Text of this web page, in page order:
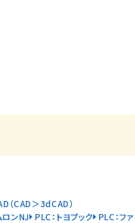
（CAD＞3dCAD）
ロンNJ PLC：トヨプック PLC：フ